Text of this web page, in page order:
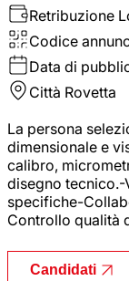
Retribuzione
Codice
Data di
Città Rovetta
La persona
dimensionale e
calibro,
disegno
specifiche-
Controllo qualità
Candidati